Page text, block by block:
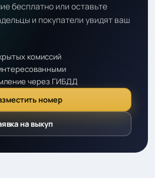
бесплатно или оставьте
и покупатели увидят ваш
комиссий
через ГИБДД
номер
на выкуп